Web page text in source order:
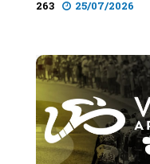
263 25/07/2026